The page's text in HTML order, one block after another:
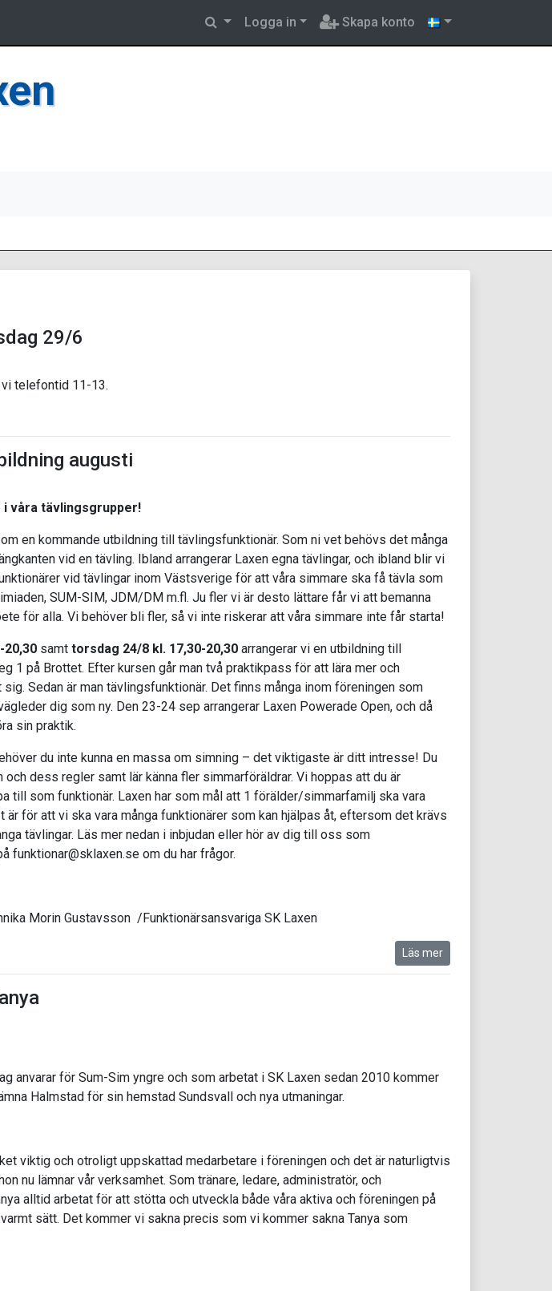
Logga in Skapa konto
29/6
telefontid 11-13.
augusti
våra tävlingsgrupper!
en kommande utbildning till tävlingsfunktionär. Som ni vet behövs det många
vid en tävling. Ibland arrangerar Laxen egna tävlingar, och ibland blir vi
vid tävlingar inom Västsverige för att våra simmare ska få tävla som
SUM-SIM, JDM/DM m.fl. Ju fler vi är desto lättare får vi att bemanna
för alla. Vi behöver bli fler, så vi inte riskerar att våra simmare inte får starta!
20,30 samt torsdag 24/8 kl. 17,30-20,30 arrangerar vi en utbildning till
1 på Brottet. Efter kursen går man två praktikpass för att lära mer och
Sedan är man tävlingsfunktionär. Det finns många inom föreningen som
dig som ny. Den 23-24 sep arrangerar Laxen Powerade Open, och då
sin praktik.
du inte kunna en massa om simning – det viktigaste är ditt intresse! Du
och dess regler samt lär känna fler simmarföräldrar. Vi hoppas att du är
till som funktionär. Laxen har som mål att 1 förälder/simmarfamilj ska vara
är för att vi ska vara många funktionärer som kan hjälpas åt, eftersom det krävs
tävlingar. Läs mer nedan i inbjudan eller hör av dig till oss som
funktionar@sklaxen.se om du har frågor.
Morin Gustavsson /Funktionärsansvariga SK Laxen
Läs mer
anvarar för Sum-Sim yngre och som arbetat i SK Laxen sedan 2010 kommer
Halmstad för sin hemstad Sundsvall och nya utmaningar.
viktig och otroligt uppskattad medarbetare i föreningen och det är naturligtvis
nu lämnar vår verksamhet. Som tränare, ledare, administratör, och
alltid arbetat för att stötta och utveckla både våra aktiva och föreningen på
sätt. Det kommer vi sakna precis som vi kommer sakna Tanya som